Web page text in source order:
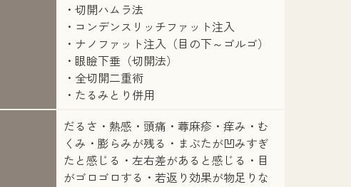
・切開ハムラ法
・コンデンスリッチファット注入
・ナノファット注入（目の下～ゴルゴ）
・眼瞼下垂（切開法）
・全切開二重術
・たるみとり併用
だるさ・熱感・頭痛・蕁麻疹・痒み・む
くみ・膨らみが残る・まぶたが凹みすぎ
たと感じる・左右差があると感じる・目
がゴロゴロする・若返り効果が物足りな